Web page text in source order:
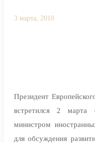
3 марта, 2010
Президент
встретился 2 марта
министром
для обсуждения